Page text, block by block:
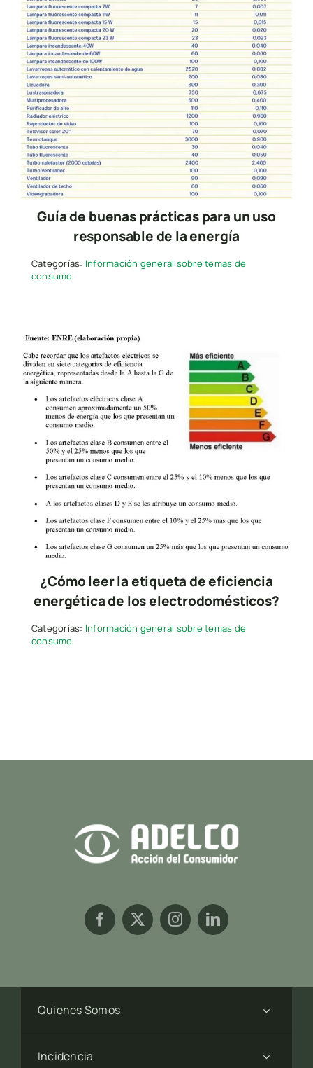
Guía de buenas prácticas para un uso
responsable de la energía
Categorías: Información general sobre temas de
consumo
¿Cómo leer la etiqueta de eficiencia
energética de los electrodomésticos?
Categorías: Información general sobre temas de
consumo
Quienes Somos
Incidencia